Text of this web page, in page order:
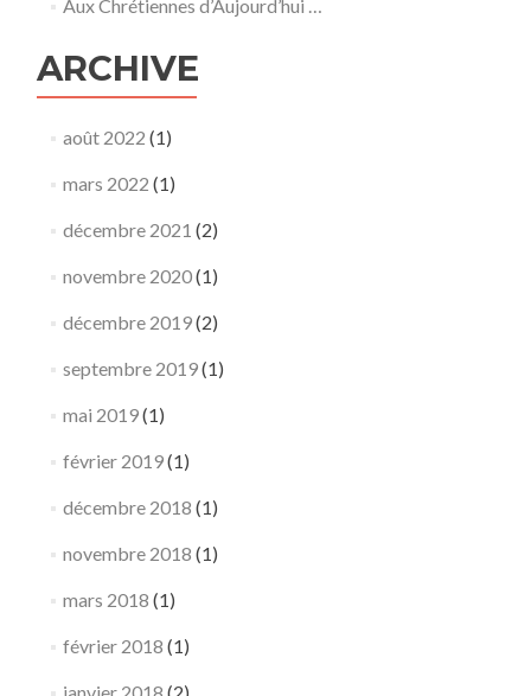
Aux Chrétiennes d’Aujourd’hui …
ARCHIVE
août 2022 (1)
mars 2022 (1)
décembre 2021 (2)
novembre 2020(1)
décembre 2019(2)
septembre 2019(1)
mai 2019(1)
février 2019(1)
décembre 2018 (1)
novembre 2018 (1)
mars 2018 (1)
février 2018 (1)